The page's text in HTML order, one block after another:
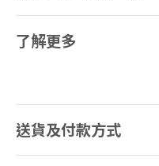
了解更多
送貨及付款方式